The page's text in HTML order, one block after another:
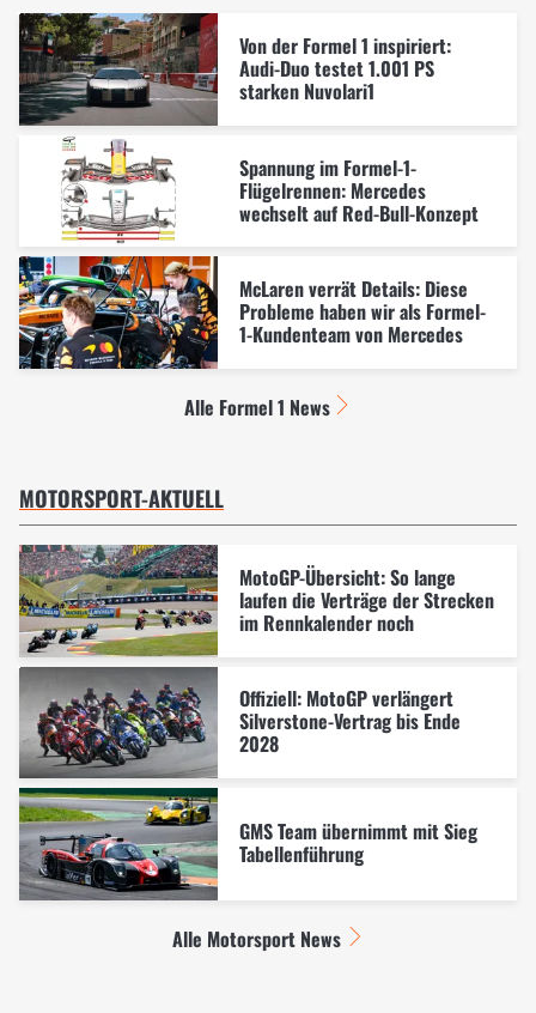
Von der Formel 1 inspiriert:
Audi-Duo testet 1.001 PS
starken Nuvolari1
Spannung im Formel-1-
Flügelrennen: Mercedes
wechselt auf Red-Bull-Konzept
McLaren verrät Details: Diese
Probleme haben wir als Formel-
1-Kundenteam von Mercedes
Alle Formel 1 News
MOTORSPORT-AKTUELL
MotoGP-Übersicht: So lange
laufen die Verträge der Strecken
im Rennkalender noch
Offiziell: MotoGP verlängert
Silverstone-Vertrag bis Ende
2028
GMS Team übernimmt mit Sieg
Tabellenführung
Alle Motorsport News